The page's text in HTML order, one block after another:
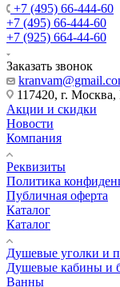
+7 (495) 66-444-60
+7 (495) 66-444-60
+7 (925) 664-44-60
Заказать звонок
117420, г.
Акции и скидки
Новости
Компания
Реквизиты
Политика
Публичная оферта
Каталог
Каталог
Душевые уголки и
Душевые кабины и
Ванны